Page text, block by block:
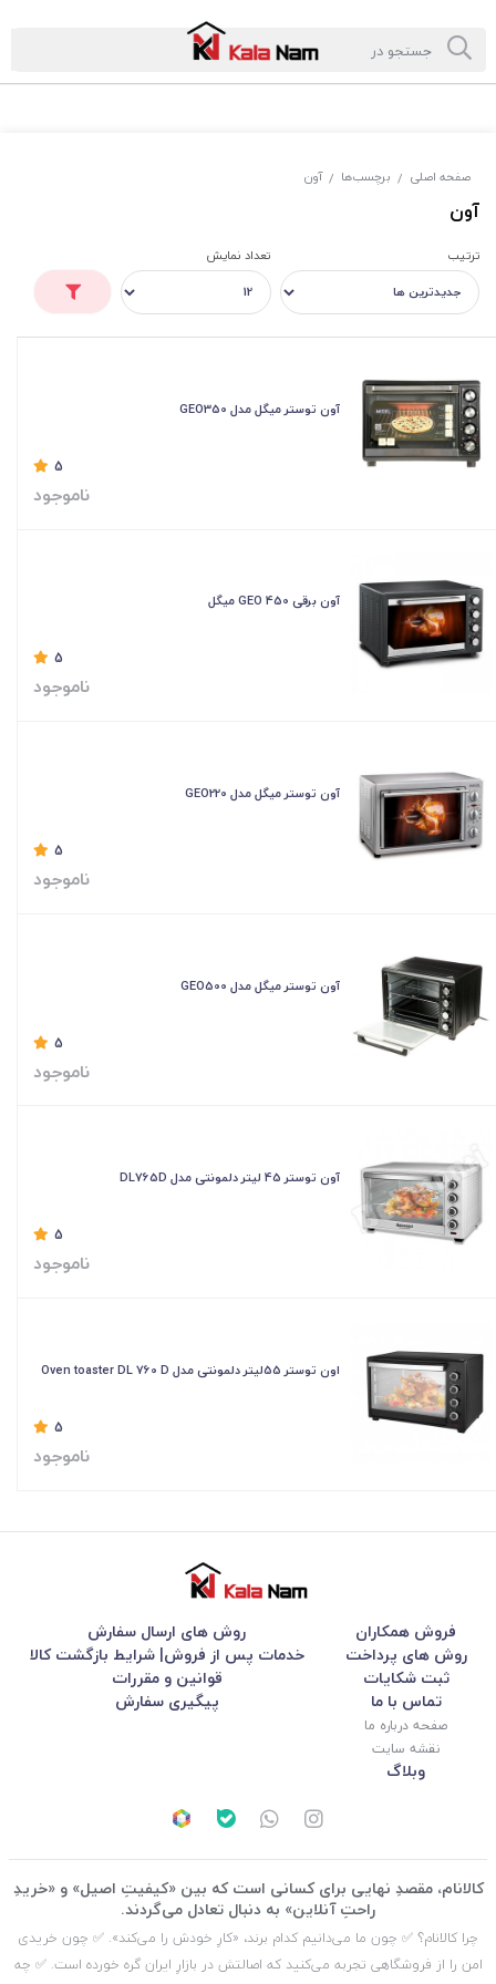
صفحه اصلی / برچسب‌ها / آون
آون
ترتیب تعداد نمایش
آون توستر میگل مدل GEO350
5
ناموجود
آون برقی GEO 450 میگل
5
ناموجود
آون توستر میگل مدل GEO220
5
ناموجود
آون توستر میگل مدل GEO500
5
ناموجود
آون توستر 45 لیتر دلمونتی مدل DL765D
5
ناموجود
اون توستر 55لیتر دلمونتی مدل Oven toaster DL 760 D
5
ناموجود
فروش همکاران
روش های ارسال سفارش
روش های پرداخت
خدمات پس از فروش| شرایط بازگشت کالا
ثبت شکایات
قوانین و مقررات
تماس با ما
صفحه درباره ما
نقشه سایت
پیگیری سفارش
وبلاگ
کالانام، مقصدِ نهایی برای کسانی است که بین «کیفیتِ اصیل» و «خریدِ
راحتِ آنلاین» به دنبال تعادل می‌گردند.
چرا کالانام؟ ✅ چون ما می‌دانیم کدام برند، «کارِ خودش را می‌کند». ✅ چون خریدی
امن را از فروشگاهی تجربه می‌کنید که اصالتش در بازارِ ایران گره خورده است. ✅ چه